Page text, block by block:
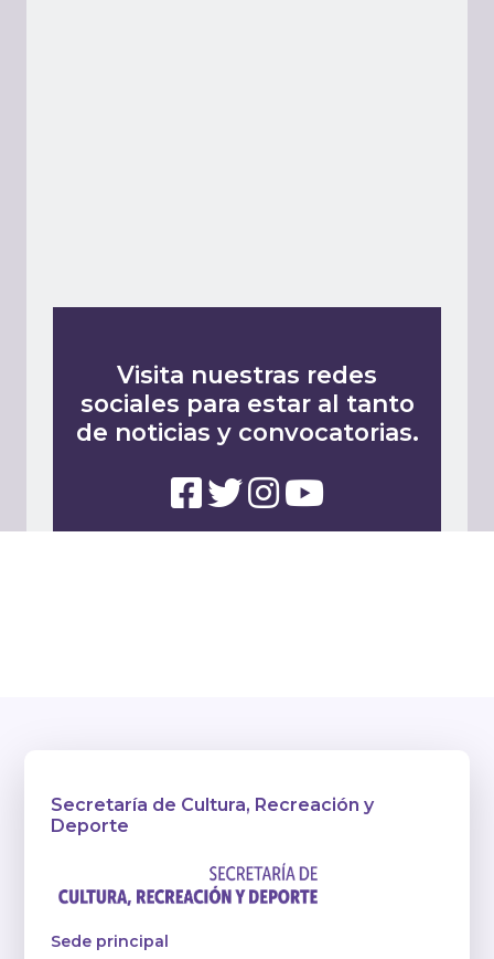
Visita nuestras redes
sociales para estar al tanto
de noticias y convocatorias.
Secretaría de Cultura, Recreación y
Deporte
Sede principal